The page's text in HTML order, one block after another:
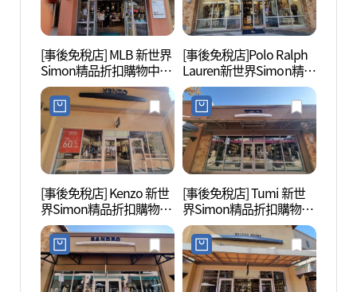
[事後免稅店] MLB 新世界
Simon精品折扣購物中心
驪州店(MLB 신세계사이
먼프리미엄아울렛 여주
점)
[事後免稅店]Polo Ralph
Lauren新世界Simon精品
折扣購物中心驪州店(폴
로랄프로렌 신세계사이
먼프리미엄아울렛 여주
점)
[事後免稅店] Kenzo 新世
界Simon精品折扣購物中
心驪州店(겐조 신세계사
이먼프리미엄아울렛 여
주점)
[事後免稅店] Tumi 新世
界Simon精品折扣購物中
心驪州店(투미 신세계사
이먼프리미엄아울렛 여
주점)